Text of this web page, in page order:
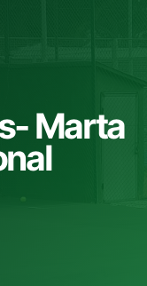
Marta